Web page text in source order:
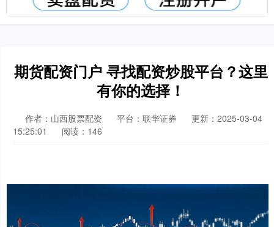
期货配资门户 寻找配资炒股平台？这里
有你的选择！
作者：山西股票配资 平台：联华证券
更新：2025-03-04
15:25:01
阅读：146